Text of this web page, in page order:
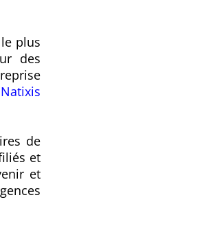
plus
des
Natixis
de
et
et